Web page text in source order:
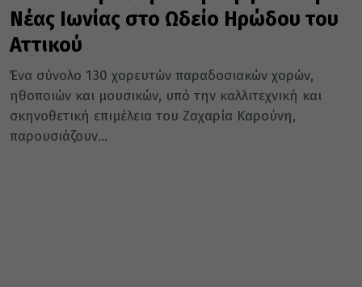
Νέας Ιωνίας στο Ωδείο Ηρώδου του
Αττικού
Ένα σύνολο 130 χορευτών παραδοσιακών χορών,
ηθοποιών και μουσικών, υπό την καλλιτεχνική και
σκηνοθετική επιμέλεια του Ζαχαρία Καρούνη,
παρουσιάζουν...